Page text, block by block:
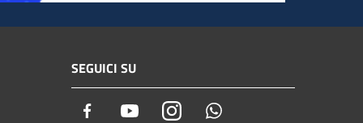
SEGUICI SU
Facebook YoutubeInstagram